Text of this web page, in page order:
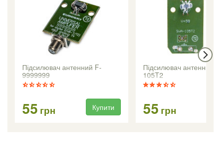
Підсилювач антенний F-
9999999
55 грн Купити
Підсилювач антенний
105T2
55 грн